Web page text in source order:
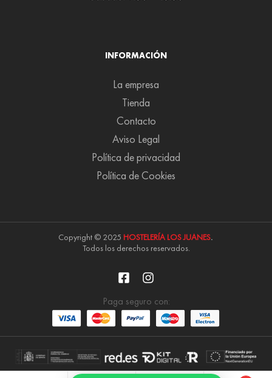
INFORMACIÓN
La empresa
Tienda
Contacto
Aviso Legal
Política de privacidad
Política de Cookies
Copyright © 2025 HOSTELERÍA LOS JUANES.
Todos los derechos reservados.
Paga seguro con: